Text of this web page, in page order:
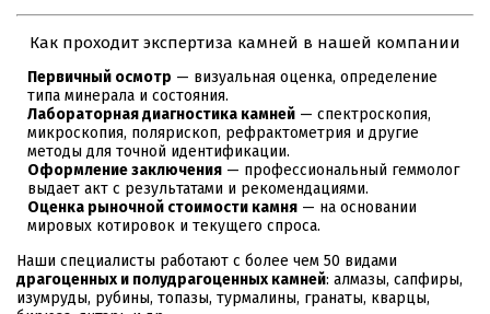
Как проходит экспертиза камней в нашей компании
Первичный осмотр — визуальная оценка, определение
типа минерала и состояния.
Лабораторная диагностика камней — спектроскопия,
микроскопия, полярископ, рефрактометрия и другие
методы для точной идентификации.
Оформление заключения — профессиональный геммолог
выдает акт с результатами и рекомендациями.
Оценка рыночной стоимости камня — на основании
мировых котировок и текущего спроса.
Наши специалисты работают с более чем 50 видами
драгоценных и полудрагоценных камней: алмазы, сапфиры,
изумруды, рубины, топазы, турмалины, гранаты, кварцы,